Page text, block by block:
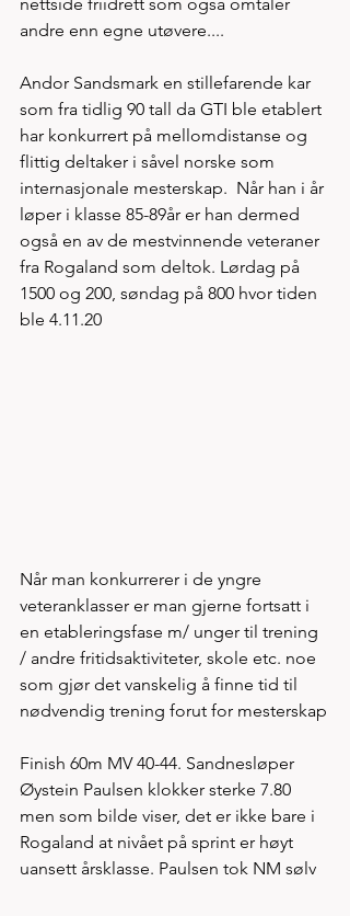
andre enn egne utøvere....
Andor Sandsmark en stillefarende kar
som fra tidlig 90 tall da GTI ble etablert
har konkurrert på mellomdistanse og
flittig deltaker i såvel norske som
internasjonale mesterskap.  Når han i år
løper i klasse 85-89år er han dermed
også en av de mestvinnende veteraner
fra Rogaland som deltok. Lørdag på
1500 og 200, søndag på 800 hvor tiden
ble 4.11.20
Når man konkurrerer i de yngre
veteranklasser er man gjerne fortsatt i
en etableringsfase m/ unger til trening
/ andre fritidsaktiviteter, skole etc. noe
som gjør det vanskelig å finne tid til
nødvendig trening forut for mesterskap
Finish 60m MV 40-44. Sandnesløper
Øystein Paulsen klokker sterke 7.80
men som bilde viser, det er ikke bare i
Rogaland at nivået på sprint er høyt
uansett årsklasse. Paulsen tok NM sølv